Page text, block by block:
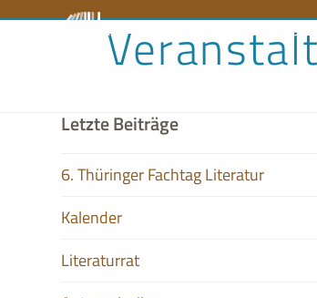
Literaturrat
Letzte Beiträge
6. Thüringer Fachtag Literatur
Kalender
Literaturrat